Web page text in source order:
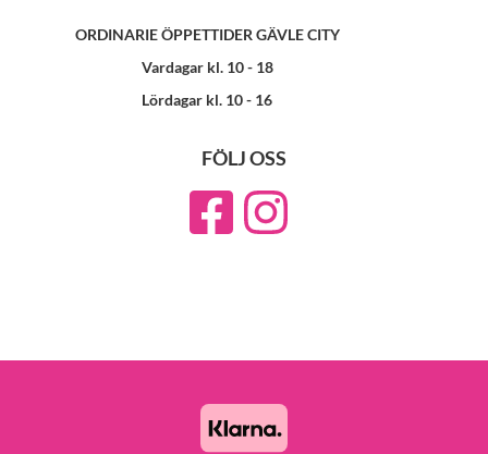
ORDINARIE ÖPPETTIDER GÄVLE CITY
Vardagar kl. 10 - 18
Lördagar kl. 10 - 16
FÖLJ OSS